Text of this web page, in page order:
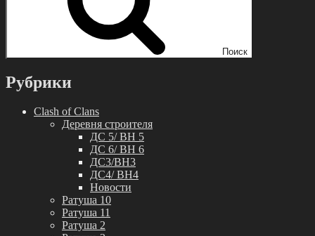
Поиск
Рубрики
Clash of Clans
Деревня строителя
ДС 5/ BH 5
ДС 6/ BH 6
ДС3/BH3
ДС4/ BH4
Новости
Ратуша 10
Ратуша 11
Ратуша 2